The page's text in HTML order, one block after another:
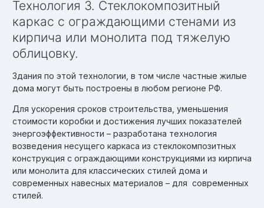
Технология 3. Стеклокомпозитный
каркас с ограждающими стенами из
кирпича или монолита под тяжелую
облицовку.
Здания по этой технологии, в том числе частные жилые
дома могут быть построены в любом регионе РФ.
Для ускорения сроков строительства, уменьшения
стоимости коробки и достижения лучших показателей
энергоэффективности – разработана технология
возведения несущего каркаса из стеклокомпозитных
конструкция с ограждающими конструкциями из кирпича
или монолита для классических стилей дома и
современных навесных материалов – для современных
стилей.